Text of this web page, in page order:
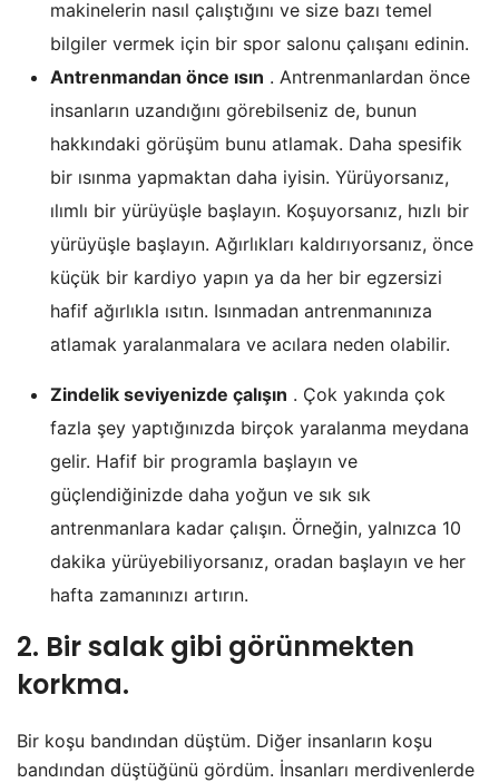
makinelerin nasıl çalıştığını ve size bazı temel
bilgiler vermek için bir spor salonu çalışanı edinin.
Antrenmandan önce ısın . Antrenmanlardan önce
insanların uzandığını görebilseniz de, bunun
hakkındaki görüşüm bunu atlamak. Daha spesifik
bir ısınma yapmaktan daha iyisin. Yürüyorsanız,
ılımlı bir yürüyüşle başlayın. Koşuyorsanız, hızlı bir
yürüyüşle başlayın. Ağırlıkları kaldırıyorsanız, önce
küçük bir kardiyo yapın ya da her bir egzersizi
hafif ağırlıkla ısıtın. Isınmadan antrenmanınıza
atlamak yaralanmalara ve acılara neden olabilir.
Zindelik seviyenizde çalışın . Çok yakında çok
fazla şey yaptığınızda birçok yaralanma meydana
gelir. Hafif bir programla başlayın ve
güçlendiğinizde daha yoğun ve sık sık
antrenmanlara kadar çalışın. Örneğin, yalnızca 10
dakika yürüyebiliyorsanız, oradan başlayın ve her
hafta zamanınızı artırın.
2. Bir salak gibi görünmekten
korkma.
Bir koşu bandından düştüm. Diğer insanların koşu
bandından düştüğünü gördüm. İnsanları merdivenlerde